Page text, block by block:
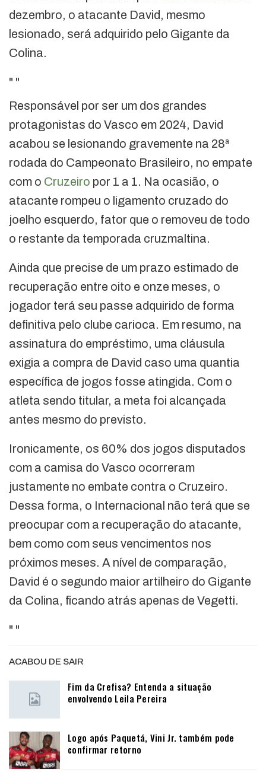
dezembro, o atacante David, mesmo
lesionado, será adquirido pelo Gigante da
Colina.
" "
Responsável por ser um dos grandes
protagonistas do Vasco em 2024, David
acabou se lesionando gravemente na 28ª
rodada do Campeonato Brasileiro, no empate
com o Cruzeiro por 1 a 1. Na ocasião, o
atacante rompeu o ligamento cruzado do
joelho esquerdo, fator que o removeu de todo
o restante da temporada cruzmaltina.
Ainda que precise de um prazo estimado de
recuperação entre oito e onze meses, o
jogador terá seu passe adquirido de forma
definitiva pelo clube carioca. Em resumo, na
assinatura do empréstimo, uma cláusula
exigia a compra de David caso uma quantia
específica de jogos fosse atingida. Com o
atleta sendo titular, a meta foi alcançada
antes mesmo do previsto.
Ironicamente, os 60% dos jogos disputados
com a camisa do Vasco ocorreram
justamente no embate contra o Cruzeiro.
Dessa forma, o Internacional não terá que se
preocupar com a recuperação do atacante,
bem como com seus vencimentos nos
próximos meses. A nível de comparação,
David é o segundo maior artilheiro do Gigante
da Colina, ficando atrás apenas de Vegetti.
" "
ACABOU DE SAIR
Fim da Crefisa? Entenda a situação
envolvendo Leila Pereira
Logo após Paquetá, Vini Jr. também pode
confirmar retorno